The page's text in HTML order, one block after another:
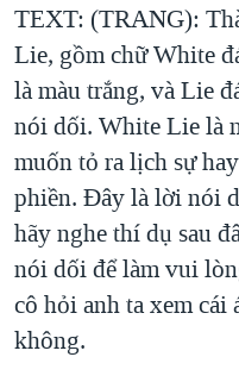
TEXT: (TRANG):
Lie, gồm chữ White
là màu trắng, và Lie
nói dối. White Lie là
muốn tỏ ra lịch sự
phiền. Đây là lời nói
hãy nghe thí dụ sau
nói dối để làm vui
cô hỏi anh ta xem cái
không.